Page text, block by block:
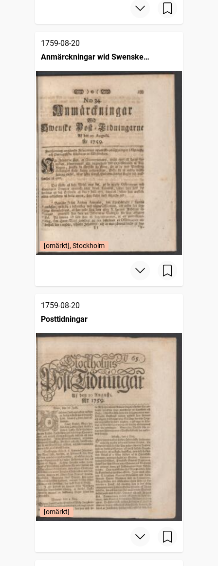
1759-08-20
Anmärckningar wid Swenske
posttidningarne
[omärkt], Stockholm
1759-08-20
Posttidningar
[omärkt]